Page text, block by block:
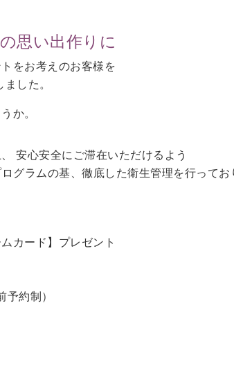
思い出作りに
をお考えのお客様を
した。
か。
安心安全にご滞在いただけるよう
グラムの基、徹底した衛生管理を行ってお
カード】プレゼント
予約制）